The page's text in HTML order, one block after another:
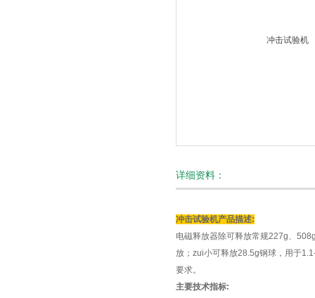
详细资料：
冲击试验机产品描述:
电磁释放器除可释放常规227g、
放；zui小可释放28.5g钢球，用于
要求。
主要技术指标: